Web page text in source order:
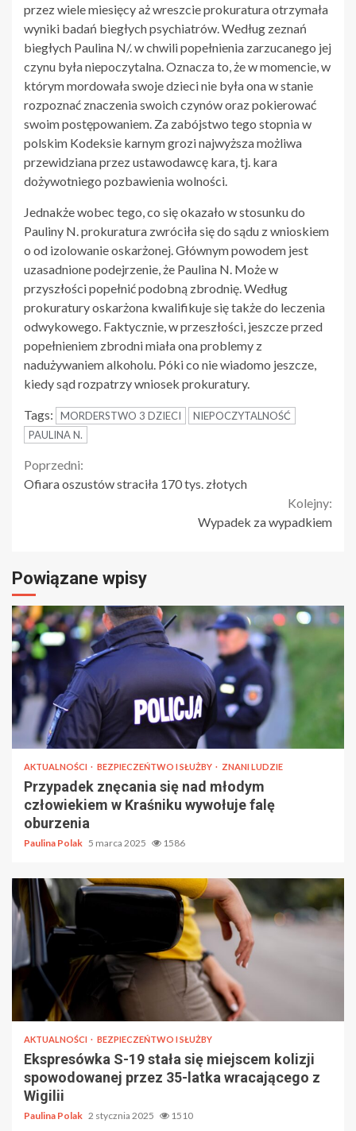
przez wiele miesięcy aż wreszcie prokuratura otrzymała
wyniki badań biegłych psychiatrów. Według zeznań
biegłych Paulina N/. w chwili popełnienia zarzucanego jej
czynu była niepoczytalna. Oznacza to, że w momencie, w
którym mordowała swoje dzieci nie była ona w stanie
rozpoznać znaczenia swoich czynów oraz pokierować
swoim postępowaniem. Za zabójstwo tego stopnia w
polskim Kodeksie karnym grozi najwyższa możliwa
przewidziana przez ustawodawcę kara, tj. kara
dożywotniego pozbawienia wolności.
Jednakże wobec tego, co się okazało w stosunku do
Pauliny N. prokuratura zwróciła się do sądu z wnioskiem
o od izolowanie oskarżonej. Głównym powodem jest
uzasadnione podejrzenie, że Paulina N. Może w
przyszłości popełnić podobną zbrodnię. Według
prokuratury oskarżona kwalifikuje się także do leczenia
odwykowego. Faktycznie, w przeszłości, jeszcze przed
popełnieniem zbrodni miała ona problemy z
nadużywaniem alkoholu. Póki co nie wiadomo jeszcze,
kiedy sąd rozpatrzy wniosek prokuratury.
Tags: MORDERSTWO 3 DZIECI
NIEPOCZYTALNOŚĆ
PAULINA N.
Continue
Poprzedni:
Ofiara oszustów straciła 170 tys. złotych
Kolejny:
Wypadek za wypadkiem
Powiązane wpisy
AKTUALNOŚCI BEZPIECZEŃTWO I SŁUŻBY ZNANI LUDZIE
Przypadek znęcania się nad młodym
człowiekiem w Kraśniku wywołuje falę
oburzenia
Paulina Polak 5 marca 2025 1586
AKTUALNOŚCI BEZPIECZEŃTWO I SŁUŻBY
Ekspresówka S-19 stała się miejscem kolizji
spowodowanej przez 35-latka wracającego z
Wigilii
Paulina Polak 2 stycznia 2025 1510